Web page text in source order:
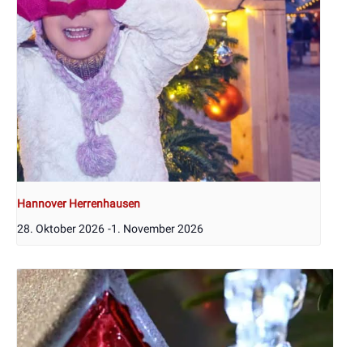
Hannover Herrenhausen
28. Oktober 2026 -1. November 2026